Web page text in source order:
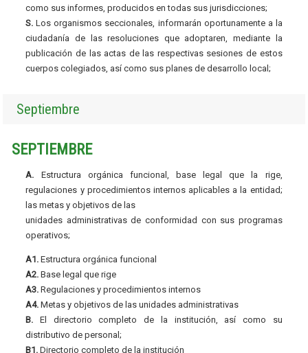
como sus informes, producidos en todas sus jurisdicciones;
S. Los organismos seccionales, informarán oportunamente a la
ciudadanía de las resoluciones que adoptaren, mediante la
publicación de las actas de las respectivas sesiones de estos
cuerpos colegiados, así como sus planes de desarrollo local;
Septiembre
SEPTIEMBRE
A. Estructura orgánica funcional, base legal que la rige,
regulaciones y procedimientos internos aplicables a la entidad;
las metas y objetivos de las
unidades administrativas de conformidad con sus programas
operativos;
A1. Estructura orgánica funcional
A2. Base legal que rige
A3. Regulaciones y procedimientos internos
A4. Metas y objetivos de las unidades administrativas
B. El directorio completo de la institución, así como su
distributivo de personal;
B1. Directorio completo de la institución